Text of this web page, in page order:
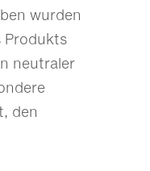
wurden
Produkts
neutraler
den